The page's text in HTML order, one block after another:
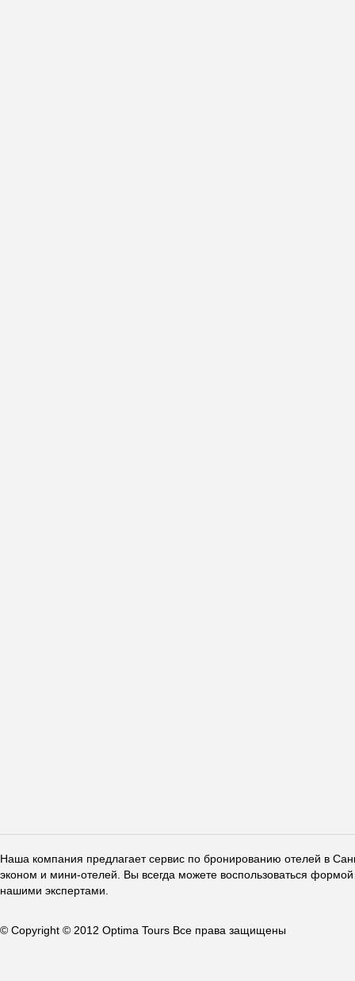
Наша компания предлагает сервис по бронированию отелей в
эконом и мини-отелей. Вы всегда можете воспользоваться
нашими экспертами.
© Copyright © 2012 Optima Tours Все права защищены